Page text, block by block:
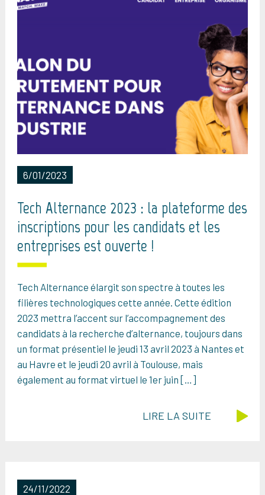
6/01/2023
Tech Alternance 2023 : la plateforme des
inscriptions pour les candidats et les
entreprises est ouverte !
Tech Alternance élargit son spectre à toutes les
filières technologiques cette année. Cette édition
2023 mettra l’accent sur l’accompagnement des
candidats à la recherche d’alternance, toujours dans
un format présentiel le jeudi 13 avril 2023 à Nantes et
au Havre et le jeudi 20 avril à Toulouse, mais
également au format virtuel le 1er juin […]
LIRE LA SUITE
24/11/2022